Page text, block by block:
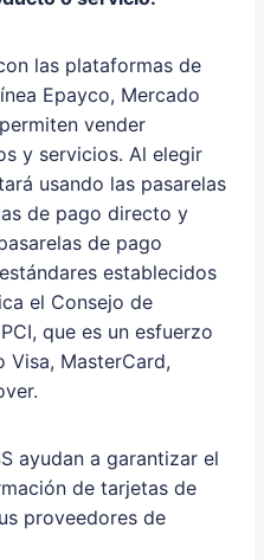
las plataformas de
Epayco, Mercado
vender
y servicios. Al elegir
usando las pasarelas
de pago directo y
de pago
establecidos
el Consejo de
que es un esfuerzo
Visa, MasterCard,
ayudan a garantizar el
de tarjetas de
proveedores de